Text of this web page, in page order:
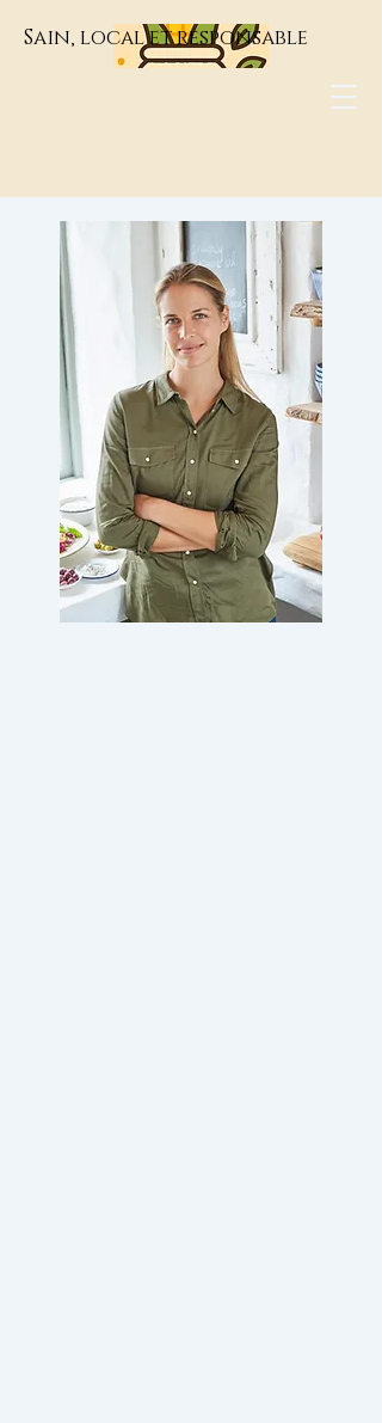
Sain, local et responsable